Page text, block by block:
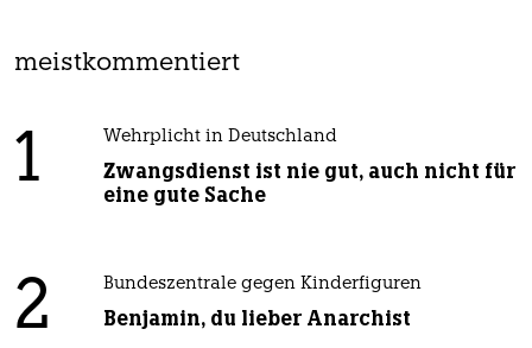
meistkommentiert
1 Wehrplicht in Deutschland
Zwangsdienst ist nie gut, auch nicht für
eine gute Sache
2 Bundeszentrale gegen Kinderfiguren
Benjamin, du lieber Anarchist